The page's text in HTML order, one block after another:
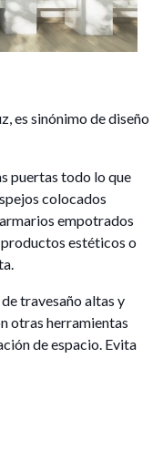
es sinónimo de diseño
puertas todo lo que
colocados
empotrados
productos estéticos o
travesaño altas y
otras herramientas
de espacio. Evita